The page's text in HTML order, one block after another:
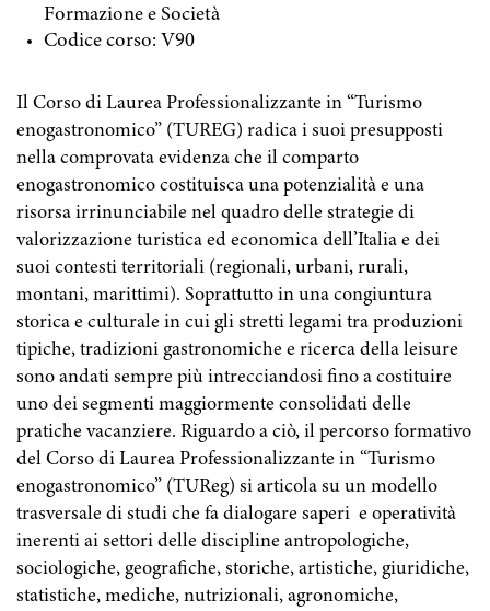
Formazione e Società
Codice corso: V90
Il Corso di Laurea Professionalizzante in “Turismo
enogastronomico” (TUREG) radica i suoi presupposti
nella comprovata evidenza che il comparto
enogastronomico costituisca una potenzialità e una
risorsa irrinunciabile nel quadro delle strategie di
valorizzazione turistica ed economica dell’Italia e dei
suoi contesti territoriali (regionali, urbani, rurali,
montani, marittimi). Soprattutto in una congiuntura
storica e culturale in cui gli stretti legami tra produzioni
tipiche, tradizioni gastronomiche e ricerca della leisure
sono andati sempre più intrecciandosi fino a costituire
uno dei segmenti maggiormente consolidati delle
pratiche vacanziere. Riguardo a ciò, il percorso formativo
del Corso di Laurea Professionalizzante in “Turismo
enogastronomico” (TUReg) si articola su un modello
trasversale di studi che fa dialogare saperi e operatività
inerenti ai settori delle discipline antropologiche,
sociologiche, geografiche, storiche, artistiche, giuridiche,
statistiche, mediche, nutrizionali, agronomiche,